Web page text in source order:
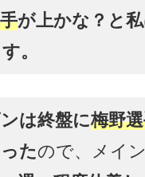
が上かな？と
。
は終盤に梅野
たので、メイ